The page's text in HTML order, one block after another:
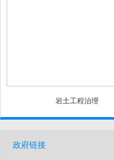
岩土工程治理